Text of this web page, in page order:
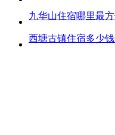
九华山住宿哪里最
西塘古镇住宿多少